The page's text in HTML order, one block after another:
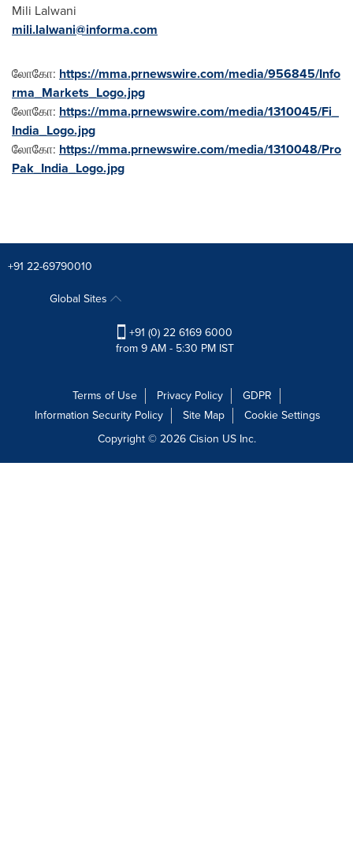
Mili Lalwani
mili.lalwani@informa.com
லோகோ: https://mma.prnewswire.com/media/956845/Info
rma_Markets_Logo.jpg
லோகோ: https://mma.prnewswire.com/media/1310045/Fi_
India_Logo.jpg
லோகோ: https://mma.prnewswire.com/media/1310048/Pro
Pak_India_Logo.jpg
+91 22-69790010
Global Sites
+91 (0) 22 6169 6000
from 9 AM - 5:30 PM IST
Terms of Use Privacy Policy
GDPR
Information Security Policy
Site Map
Cookie Settings
Copyright © 2026Cision US Inc.